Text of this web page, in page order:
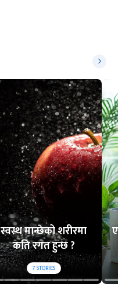
स्वस्थ मान्छेको शरीरमा
कति रगत हुन्छ ?
7STORIES